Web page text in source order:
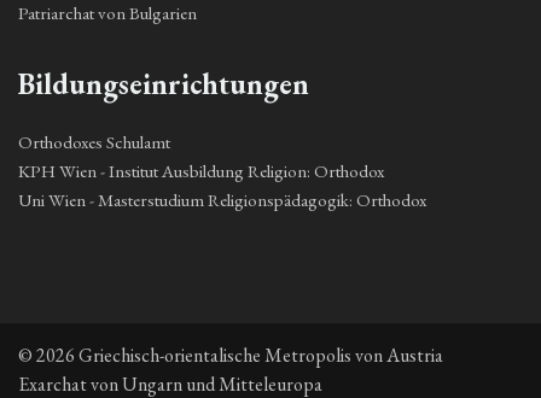
Patriarchat von Bulgarien
Bildungseinrichtungen
Orthodoxes Schulamt
KPH Wien - Institut Ausbildung Religion: Orthodox
Uni Wien - Masterstudium Religionspädagogik: Orthodox
© 2026 Griechisch-orientalische Metropolis von Austria
Exarchat von Ungarn und Mitteleuropa